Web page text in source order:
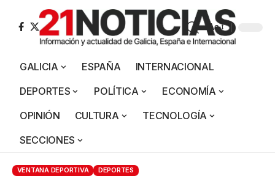
Aa
GALICIA ESPAÑA
INTERNACIONAL
DEPORTES
POLÍTICA
ECONOMÍA
OPINIÓN
CULTURA
TECNOLOGÍA
SECCIONES
VENTANA DEPORTIVA DEPORTES